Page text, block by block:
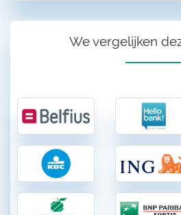
We vergelijken